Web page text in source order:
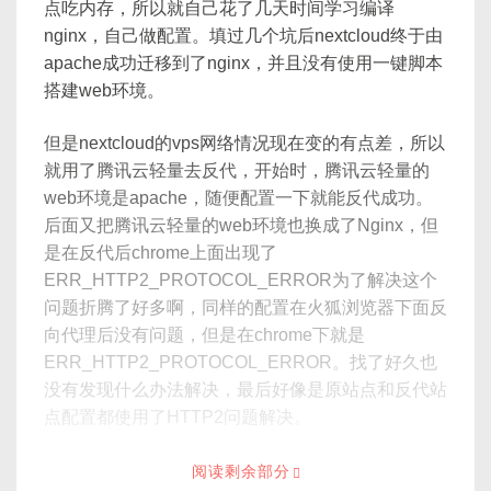
点吃内存，所以就自己花了几天时间学习编译
nginx，自己做配置。填过几个坑后nextcloud终于由
apache成功迁移到了nginx，并且没有使用一键脚本
搭建web环境。
但是nextcloud的vps网络情况现在变的有点差，所以
就用了腾讯云轻量去反代，开始时，腾讯云轻量的
web环境是apache，随便配置一下就能反代成功。
后面又把腾讯云轻量的web环境也换成了Nginx，但
是在反代后chrome上面出现了
ERR_HTTP2_PROTOCOL_ERROR为了解决这个
问题折腾了好多啊，同样的配置在火狐浏览器下面反
向代理后没有问题，但是在chrome下就是
ERR_HTTP2_PROTOCOL_ERROR。找了好久也
没有发现什么办法解决，最后好像是原站点和反代站
点配置都使用了HTTP2问题解决。
阅读剩余部分